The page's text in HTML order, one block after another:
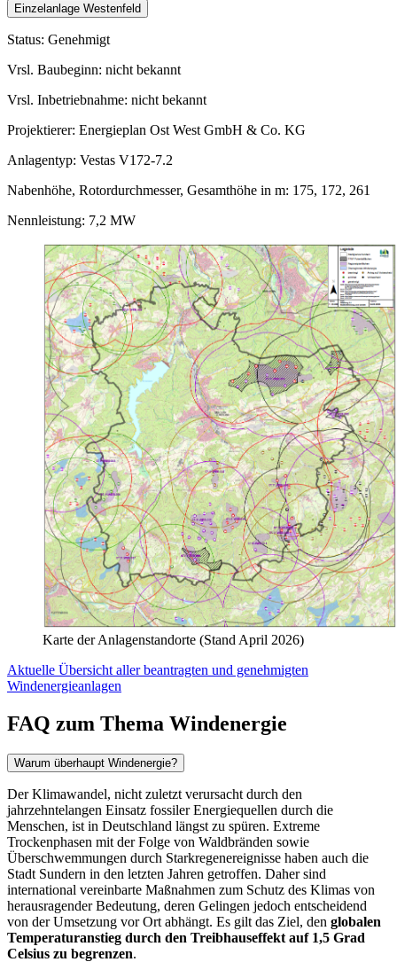
Einzelanlage Westenfeld
Status: Genehmigt
Vrsl. Baubeginn: nicht bekannt
Vrsl. Inbetriebnahme: nicht bekannt
Projektierer: Energieplan Ost West GmbH & Co. KG
Anlagentyp: Vestas V172-7.2
Nabenhöhe, Rotordurchmesser, Gesamthöhe in m: 175, 172, 261
Nennleistung: 7,2 MW
Karte der Anlagenstandorte (Stand April 2026)
Aktuelle Übersicht aller beantragten und genehmigten
Windenergieanlagen
FAQ zum Thema Windenergie
Warum überhaupt Windenergie?
Der Klimawandel, nicht zuletzt verursacht durch den
jahrzehntelangen Einsatz fossiler Energiequellen durch die
Menschen, ist in Deutschland längst zu spüren. Extreme
Trockenphasen mit der Folge von Waldbränden sowie
Überschwemmungen durch Starkregenereignisse haben auch die
Stadt Sundern in den letzten Jahren getroffen. Daher sind
international vereinbarte Maßnahmen zum Schutz des Klimas von
herausragender Bedeutung, deren Gelingen jedoch entscheidend
von der Umsetzung vor Ort abhängt. Es gilt das Ziel, den globalen
Temperaturanstieg durch den Treibhauseffekt auf 1,5 Grad
Celsius zu begrenzen.